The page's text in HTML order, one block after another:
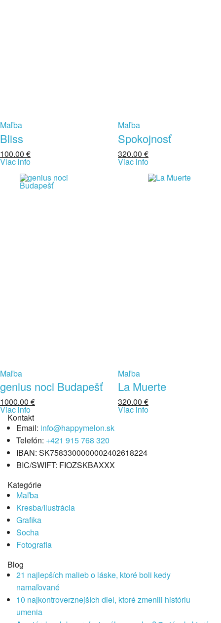
Maľba
Bliss
100.00 €
Viac info
Maľba
Spokojnosť
320.00 €
Viac info
Maľba
genius noci Budapešť
1000.00 €
Viac info
Maľba
La Muerte
320.00 €
Viac info
Kontakt
Email: info@happymelon.sk
Telefón: +421 915 768 320
IBAN: SK7583300000002402618224
BIC/SWIFT: FIOZSKBAXXX
Kategórie
Maľba
Kresba/Ilustrácia
Grafika
Socha
Fotografia
Blog
21 najlepších malieb o láske, ktoré boli kedy
namaľované
10 najkontroverznejších diel, ktoré zmenili históriu
umenia